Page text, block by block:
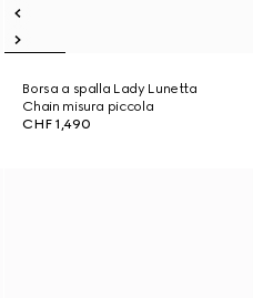
Borsa a spalla Lady Lunetta
Chain misura piccola
CHF 1,490